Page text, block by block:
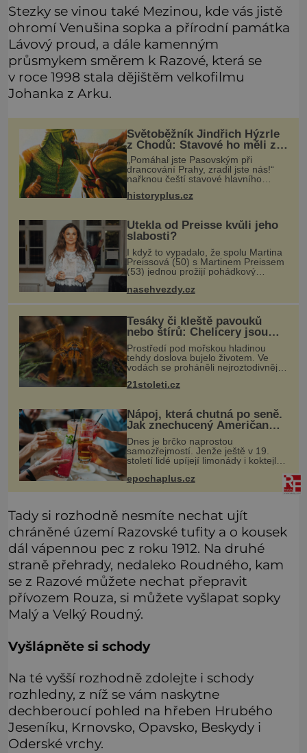
Stezky se vinou také Mezinou, kde vás jistě
ohromí Venušina sopka a přírodní památka
Lávový proud, a dále kamenným
průsmykem směrem k Razové, která se
v roce 1998 stala dějištěm velkofilmu
Johanka z Arku.
Světoběžník Jindřich Hýzrle
z Chodů: Stavové ho měli za
zrádce
„Pomáhal jste Pasovským při
drancování Prahy, zradil jste nás!“
nařknou čeští stavové hlavního
Jindřich se však zastrašit nenechá.
historyplus.cz
Utekla od Preisse kvůli jeho
slabosti?
I když to vypadalo, že spolu Martina
Preissová (50) s Martinem Preissem
(53) jednou prožijí pohádkový
nedopadne. Doneslo se k nám, že
nasehvezdy.cz
Tesáky či kleště pavouků
nebo štírů: Chelicery jsou
staré přes 500 milionů let!
Prostředí pod mořskou hladinou
tehdy doslova bujelo životem. Ve
vodách se proháněli nejroztodivnější
živočichové – trilobiti, medúzy či
hlavonožci. V dávném kambriu žil
21stoleti.cz
Nápoj, která chutná po seně.
Jak znechucený Američan
vymyslel brčko
Dnes je brčko naprostou
samozřejmostí. Jenže ještě v 19.
století lidé upíjejí limonády i koktejly
Fungují sice dobře, mají ale jednu
epochaplus.cz
Tady si rozhodně nesmíte nechat ujít
chráněné území Razovské tufity a o kousek
dál vápennou pec z roku 1912. Na druhé
straně přehrady, nedaleko Roudného, kam
se z Razové můžete nechat přepravit
přívozem Rouza, si můžete vyšlapat sopky
Malý a Velký Roudný.
Vyšlápněte si schody
Na té vyšší rozhodně zdolejte i schody
rozhledny, z níž se vám naskytne
dechberoucí pohled na hřeben Hrubého
Jeseníku, Krnovsko, Opavsko, Beskydy i
Oderské vrchy.